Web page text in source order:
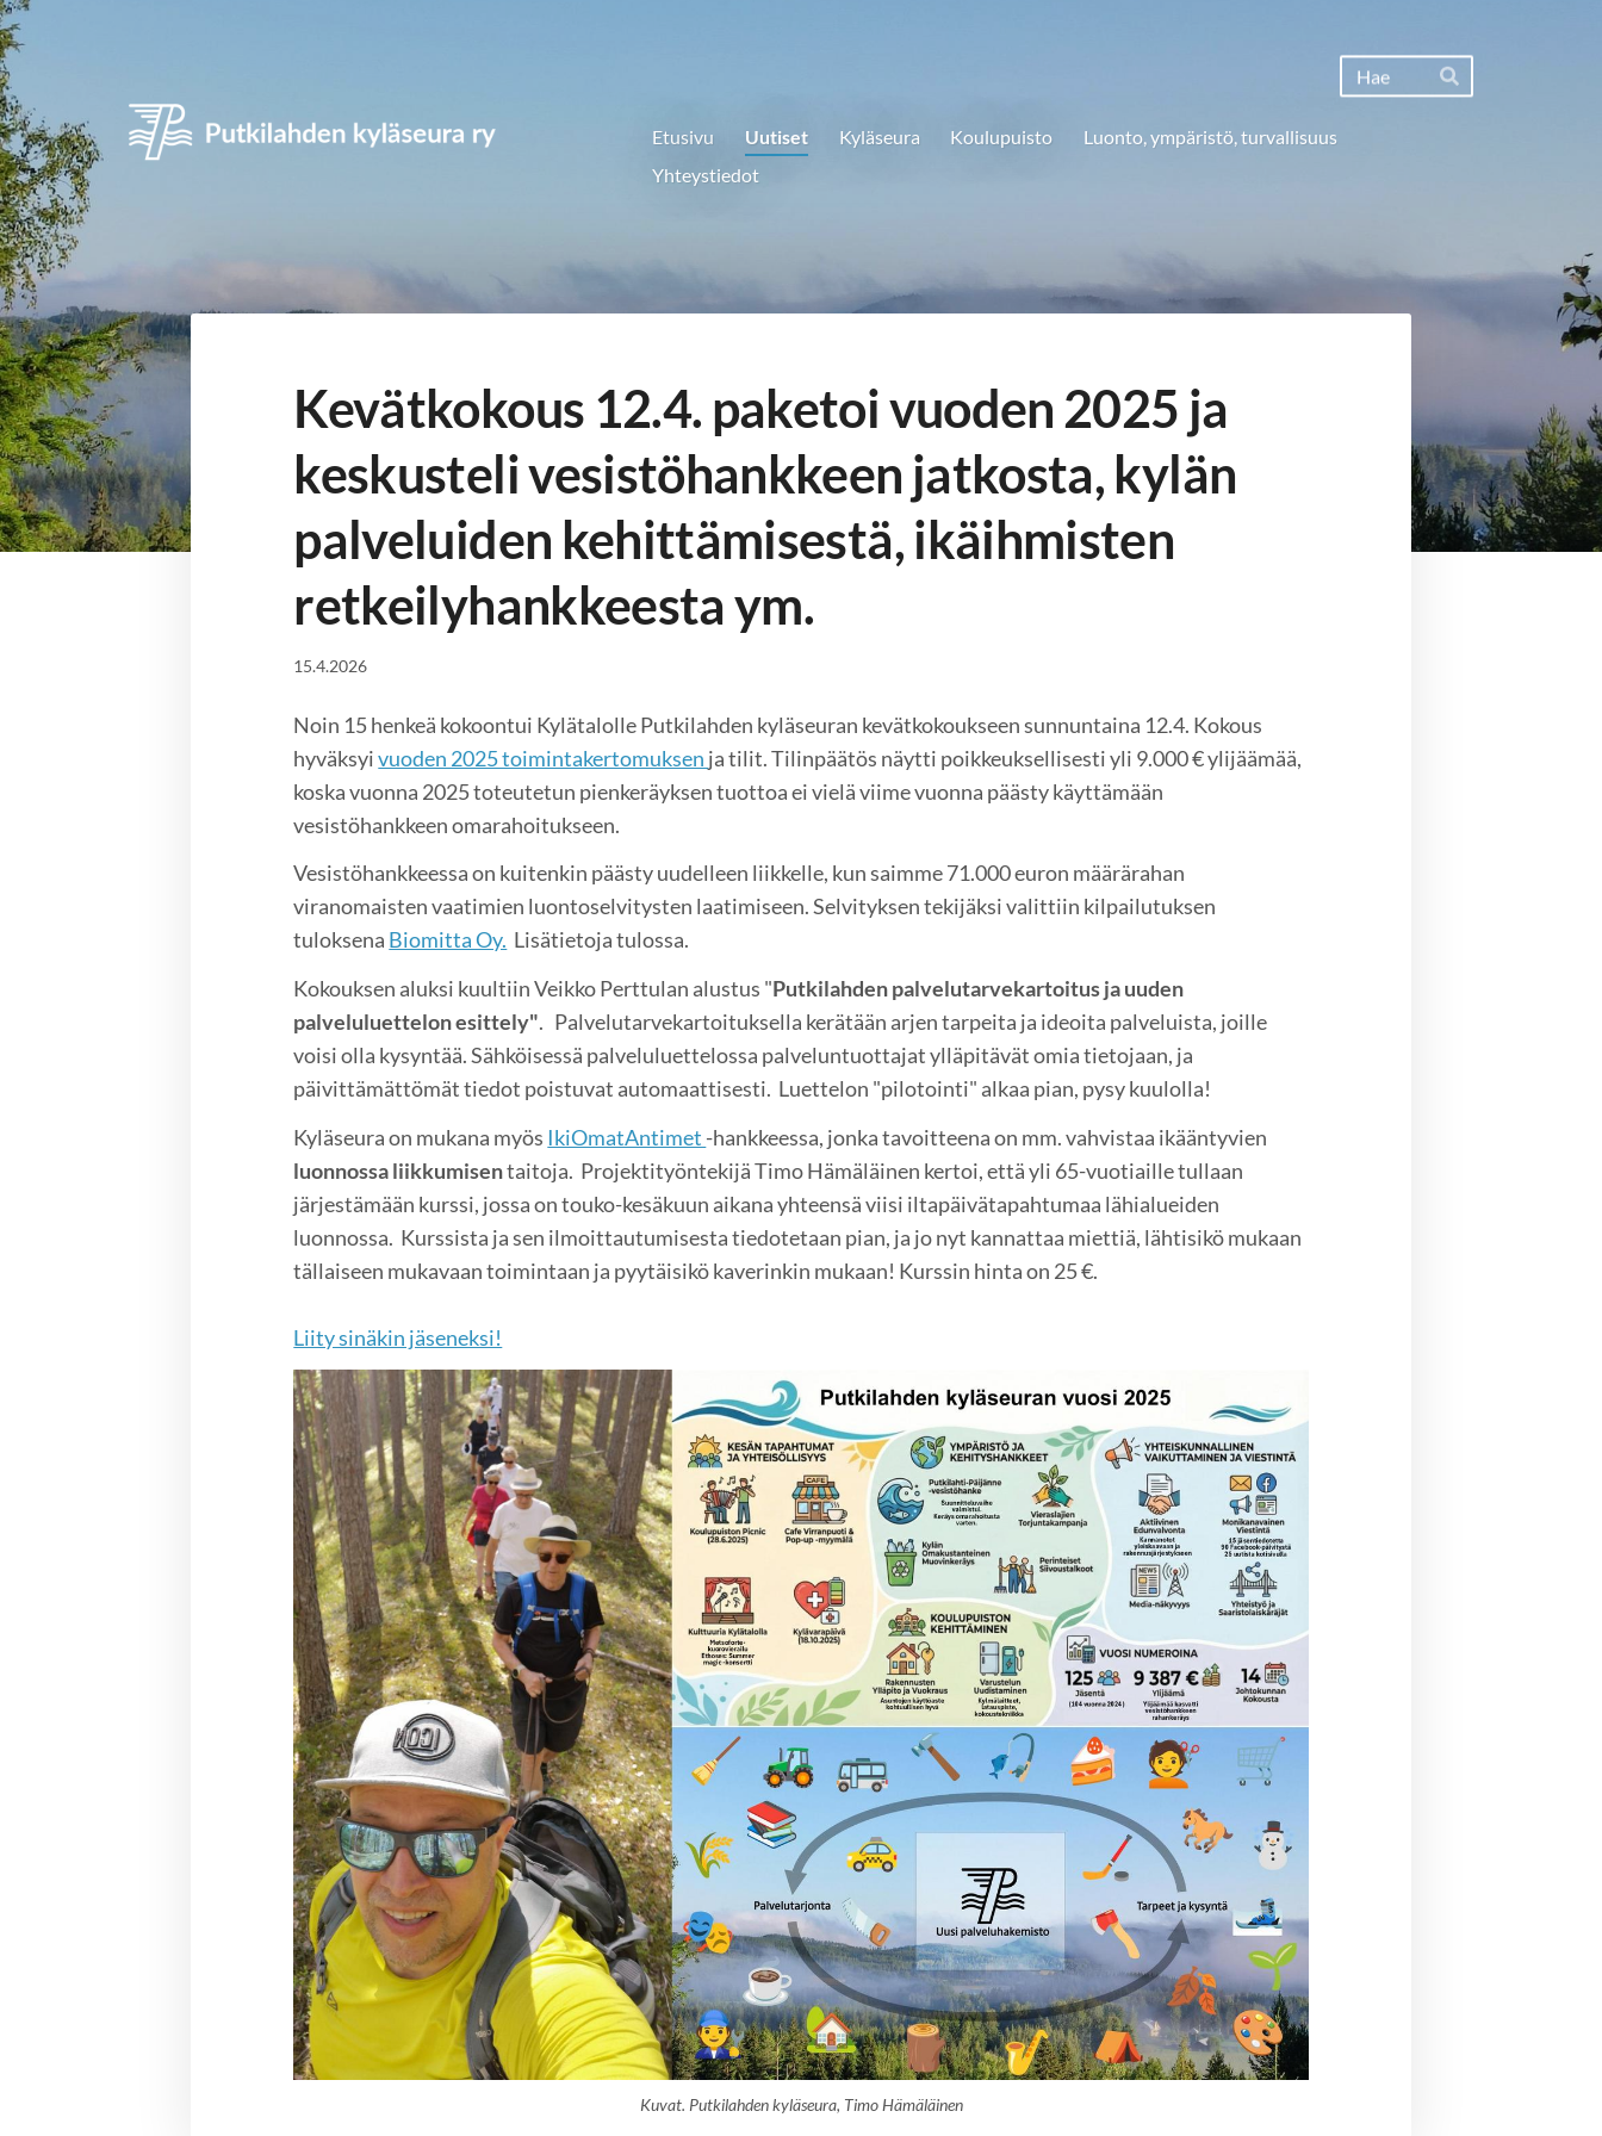
Siirry
sisältöön
Hae
Putkilahden kyläseura ry Etusivu Uutiset Kyläseura Koulupuisto
Luonto, ympäristö, turvallisuus
Yhteystiedot
Kevätkokous 12.4. paketoi vuoden 2025 ja
keskusteli vesistöhankkeen jatkosta, kylän
palveluiden kehittämisestä, ikäihmisten
retkeilyhankkeesta ym.
15.4.2026
Noin 15 henkeä kokoontui Kylätalolle Putkilahden kyläseuran kevätkokoukseen sunnuntaina 12.4. Kokous
hyväksyivuoden 2025 toimintakertomuksen ja tilit. Tilinpäätös näytti poikkeuksellisesti yli 9.000 € ylijäämää,
koska vuonna 2025 toteutetun pienkeräyksen tuottoa ei vielä viime vuonna päästy käyttämään
vesistöhankkeen omarahoitukseen.
Vesistöhankkeessa on kuitenkin päästy uudelleen liikkelle, kun saimme 71.000 euron määrärahan
viranomaisten vaatimien luontoselvitysten laatimiseen. Selvityksen tekijäksi valittiin kilpailutuksen
tuloksena Biomitta Oy. Lisätietoja tulossa.
Kokouksen aluksi kuultiin Veikko Perttulan alustus "Putkilahden palvelutarvekartoitus ja uuden
palveluluettelon esittely". Palvelutarvekartoituksella kerätään arjen tarpeita ja ideoita palveluista, joille
voisi olla kysyntää. Sähköisessä palveluluettelossa palveluntuottajat ylläpitävät omia tietojaan, ja
päivittämättömät tiedot poistuvat automaattisesti. Luettelon "pilotointi" alkaa pian, pysy kuulolla!
Kyläseura on mukana myös IkiOmatAntimet -hankkeessa, jonka tavoitteena on mm. vahvistaa ikääntyvien
luonnossa liikkumisentaitoja. Projektityöntekijä Timo Hämäläinen kertoi, että yli 65-vuotiaille tullaan
järjestämään kurssi, jossa on touko-kesäkuun aikana yhteensä viisi iltapäivätapahtumaa lähialueiden
luonnossa. Kurssista ja sen ilmoittautumisesta tiedotetaan pian, ja jo nyt kannattaa miettiä, lähtisikö mukaan
tällaiseen mukavaan toimintaan ja pyytäisikö kaverinkin mukaan! Kurssin hinta on 25 €.
Liity sinäkin jäseneksi!
Kuvat. Putkilahden kyläseura, Timo Hämäläinen